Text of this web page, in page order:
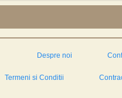
Despre noi
Termeni si Conditii